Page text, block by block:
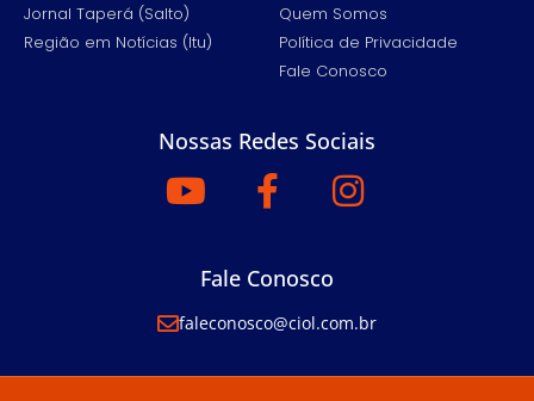
Jornal Taperá (Salto)
Região em Notícias (Itu)
Quem Somos
Política de Privacidade
Fale Conosco
Nossas Redes Sociais
Fale Conosco
faleconosco@ciol.com.br